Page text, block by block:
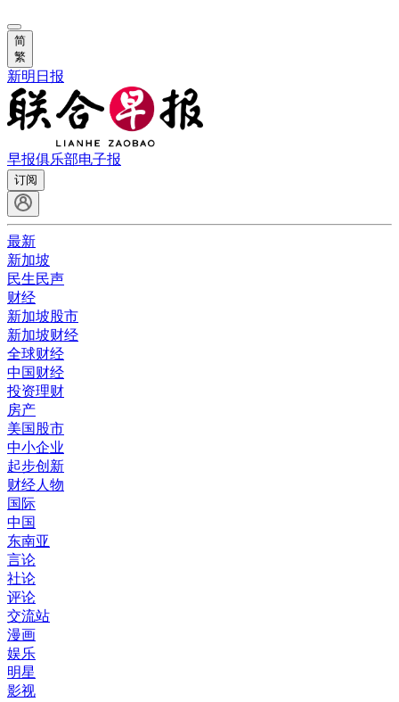
简
繁
新明日报
早报俱乐部电子报
订阅
最新
新加坡
民生民声
财经
新加坡股市
新加坡财经
全球财经
中国财经
投资理财
房产
美国股市
中小企业
起步创新
财经人物
国际
中国
东南亚
言论
社论
评论
交流站
漫画
娱乐
明星
影视